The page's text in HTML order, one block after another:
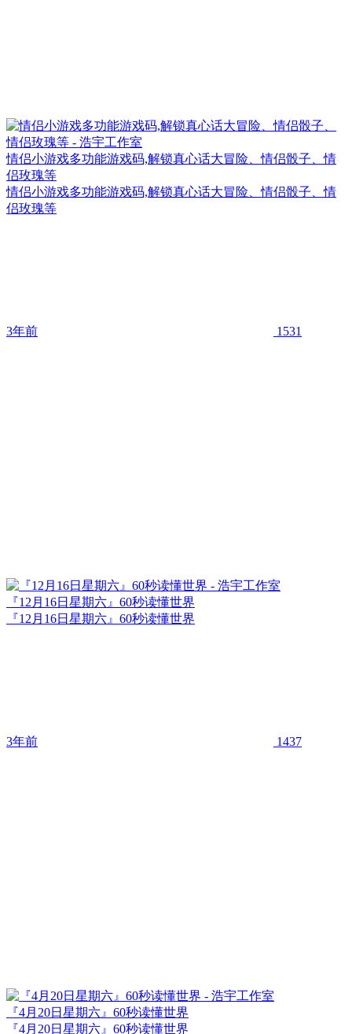
情侣小游戏多功能游戏码,解锁真心话大冒险、情侣骰子、情
侣玫瑰等
情侣小游戏多功能游戏码,解锁真心话大冒险、情侣骰子、情
侣玫瑰等
3年前 1531
『12月16日星期六』60秒读懂世界
『12月16日星期六』60秒读懂世界
3年前 1437
『4月20日星期六』60秒读懂世界
『4月20日星期六』60秒读懂世界